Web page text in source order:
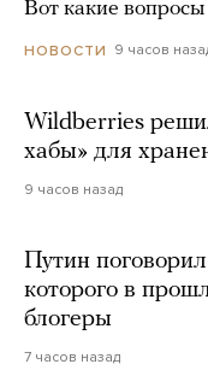
Вот какие вопросы
НОВОСТИ 9 часов
Wildberries
хабы» для
9 часов назад
Путин
которого в
блогеры
7 часов назад